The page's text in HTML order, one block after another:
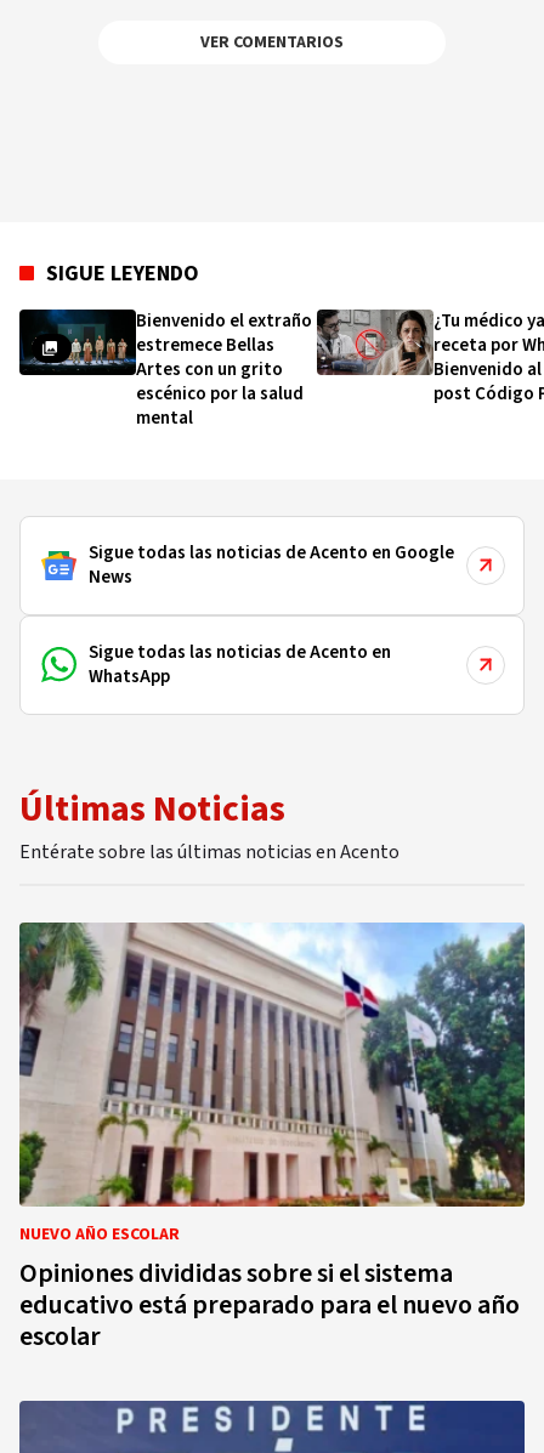
VER COMENTARIOS
SIGUE LEYENDO
Bienvenido el extraño
estremece Bellas
Artes con un grito
escénico por la salud
mental
¿Tu médico
receta por
Bienvenido
post Código
Sigue todas las noticias de Acento en Google
News
Sigue todas las noticias de Acento en
WhatsApp